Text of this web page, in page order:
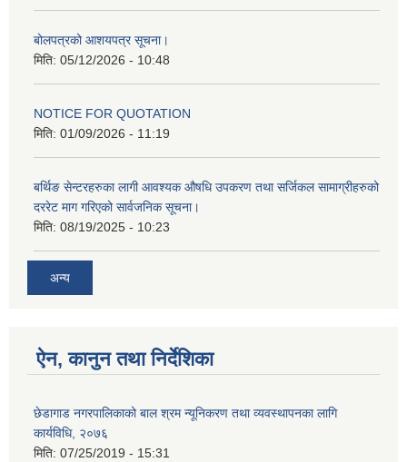
बोलपत्रको आशयपत्र सूचना।
मिति: 05/12/2026 - 10:48
NOTICE FOR QUOTATION
मिति: 01/09/2026 - 11:19
बर्थिङ सेन्टरहरुका लागी आवश्यक औषधि उपकरण तथा सर्जिकल सामाग्रीहरुको
दररेट माग गरिएको सार्वजनिक सूचना।
मिति: 08/19/2025 - 10:23
अन्य
ऐन, कानुन तथा निर्देशिका
छेडागाड नगरपालिकाको बाल श्रम न्यूनिकरण तथा व्यवस्थापनका लागि
कार्यविधि, २०७६
मिति: 07/25/2019 - 15:31